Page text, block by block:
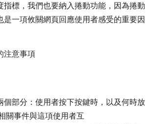
指標，我們也要納入捲動功能，因為捲動
是一項攸關網頁回應使用者感受的重要因
注意事項
個部分：使用者按下按鍵時，以及何時放
關事件與這項使用者互